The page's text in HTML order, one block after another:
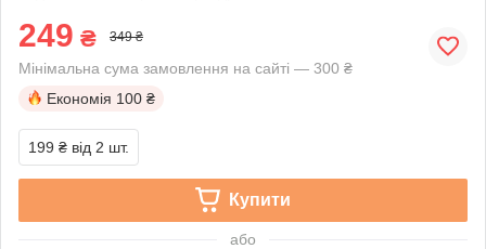
249 ₴ 349 ₴
Мінімальна сума замовлення на сайті — 300 ₴
Економія 100 ₴
199 ₴ від 2 шт.
Купити
або